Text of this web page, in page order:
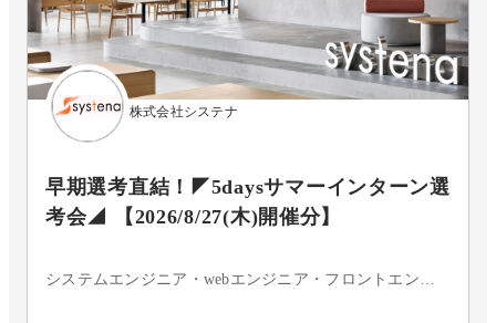
株式会社システナ
早期選考直結！◤5daysサマーインターン選
考会◢ 【2026/8/27(木)開催分】